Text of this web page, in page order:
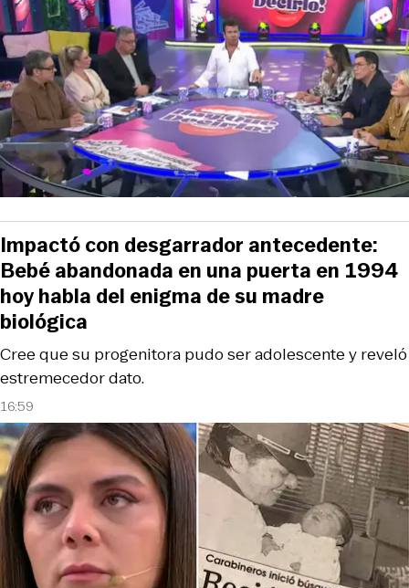
16:59
Cree que su progenitora pudo ser adolescente y reveló
estremecedor dato.
Impactó con desgarrador antecedente:
Bebé abandonada en una puerta en 1994
hoy habla del enigma de su madre
biológica